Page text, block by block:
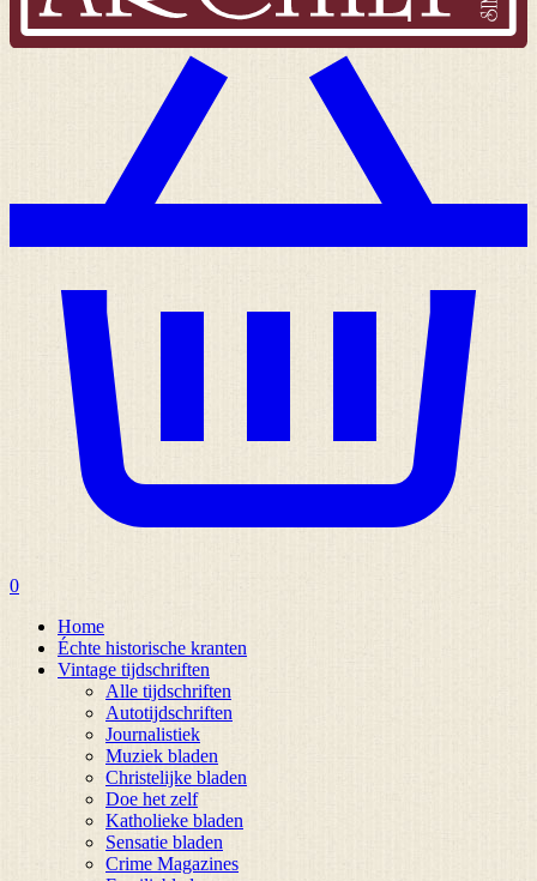
0
Home
Échte historische kranten
Vintage tijdschriften
Alle tijdschriften
Autotijdschriften
Journalistiek
Muziek bladen
Christelijke bladen
Doe het zelf
Katholieke bladen
Sensatie bladen
Crime Magazines